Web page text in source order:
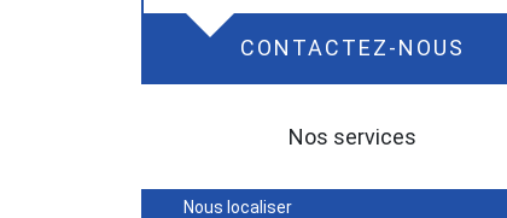
CONTACTEZ-NOUS
Nos services
Nous localiser